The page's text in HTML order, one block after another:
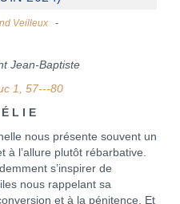
Veilleux
Jean-Baptiste
1, 57---80
É L I E
nous présente souvent un
à l’allure plutôt rébarbative.
s’inspirer de
nous rappelant sa
et à la pénitence. Et